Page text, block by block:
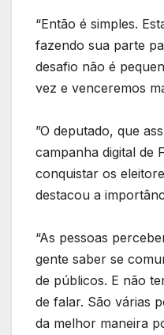
“Então é simples.
fazendo sua parte
desafio não é
vez e venceremos
”O deputado, que
campanha digital de
conquistar os
destacou a
“As pessoas
gente saber se
de públicos. E não
de falar. São várias
da melhor maneira